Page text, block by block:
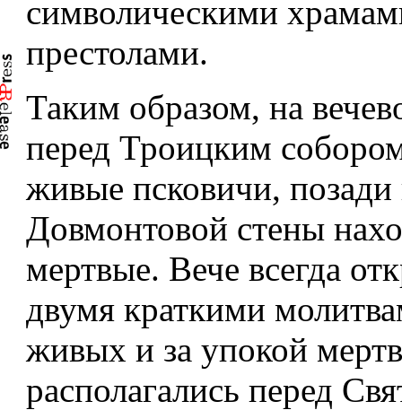
символическими
престолами.
Таким образом, на
перед Троицким
живые псковичи,
Довмонтовой стены
мертвые. Вече всегда
двумя краткими
живых и за упокой
располагались перед